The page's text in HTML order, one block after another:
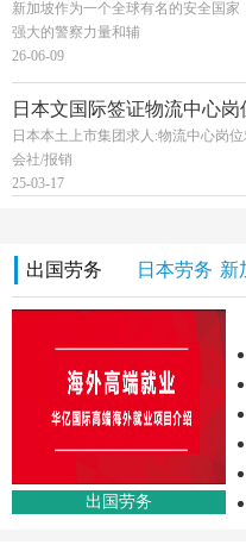
新加坡作为一个全球有名的安全国
强大的警察力量和辅
26-06-09
日本文国际签证物流中心岗
日本本土上市集团求人:物流中心岗
会社/报销
25-03-17
出国劳务 日本劳务 新
出国劳务